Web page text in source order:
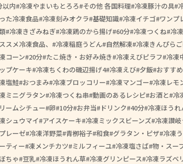
以内 冷凍やまいもとろろ その他 各国料理 冷凍豚汁の具
た冷凍食品 冷凍刻みオクラ 基礎知識 冷凍イチゴ ワンプ
冷凍きざみねぎ 冷凍鶏のから揚げ 60分 冷凍つくね 冷
スメ冷凍食品、
冷凍稲庭うどん 自然解凍 冷凍きんぴら
コーン 20分 たこ焼き・お好み焼き 冷凍えびピラフ 冷凍
プケーキ 冷凍ちくわの磯辺揚げ4 冷凍えび 夕飯 おすす
塩鮭 おつまみ 冷凍ブロッコリー 冷凍マンゴー 冷凍レモ
ミニグラタン 冷凍つくね串 動画のあるレシピ お酒と 冷
ームシチュー 卵 10分 お弁当 ドリンク 40分 冷凍ほうれ
シュウマイ アイスケーキ 冷凍ミックスビーンズ 冷凍讃
レーゼ 冷凍洋野菜 青栁裕子 和食 グラタン・ピザ 冷凍
ティー 凍メンチカツ ミルフィーユ 冷凍塩さば 物・スー
ちゃ 豆乳 冷凍ほうれん草 冷凍グリンピース 冷凍ラズベ